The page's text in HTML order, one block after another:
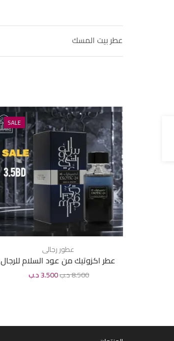
عطر بيت المسك
SALE
عطور رجالى
عطر اكزوتيك من عود السلام للرجال
100مل8.500د.ب3.500د.ب